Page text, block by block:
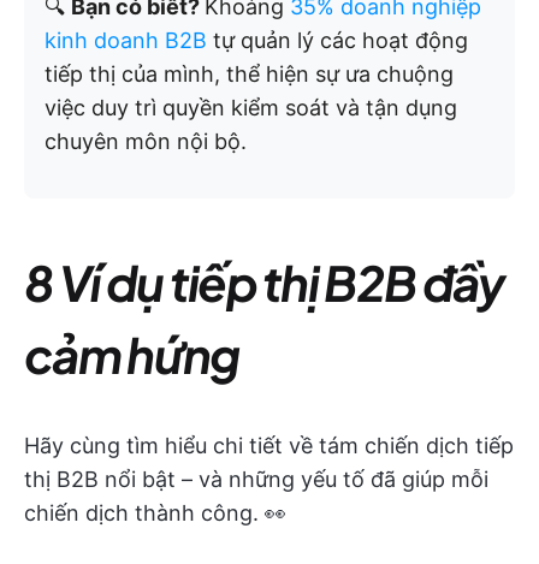
🔍 Bạn có biết? Khoảng 35% doanh nghiệp
kinh doanh B2B tự quản lý các hoạt động
tiếp thị của mình, thể hiện sự ưa chuộng
việc duy trì quyền kiểm soát và tận dụng
chuyên môn nội bộ.
8 Ví dụ tiếp thị B2B đầy
cảm hứng
Hãy cùng tìm hiểu chi tiết về tám chiến dịch tiếp
thị B2B nổi bật – và những yếu tố đã giúp mỗi
chiến dịch thành công. 👀